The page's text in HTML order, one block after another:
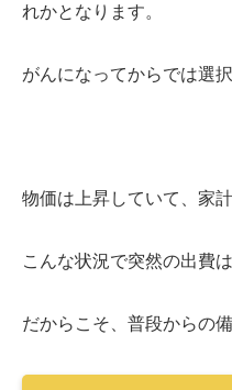
れかとなります。
がんになってからでは選
物価は上昇していて、家
こんな状況で突然の出費
だからこそ、普段からの